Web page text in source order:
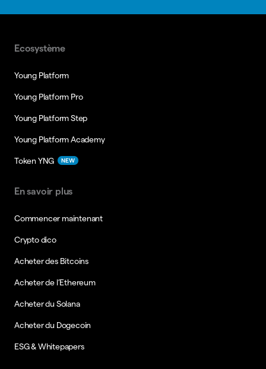
Ecosystème
Young Platform
Young Platform Pro
Young Platform Step
Young Platform Academy
Token YNG NEW
En savoir plus
Commencer maintenant
Crypto dico
Acheter des Bitcoins
Acheter de l’Ethereum
Acheter du Solana
Acheter du Dogecoin
ESG & Whitepapers